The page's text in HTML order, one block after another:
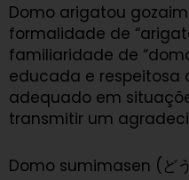
Domo arigatou
formalidade de
familiaridade de
educada e respeitosa
adequado em
transmitir um
Domo sumimasen (ど